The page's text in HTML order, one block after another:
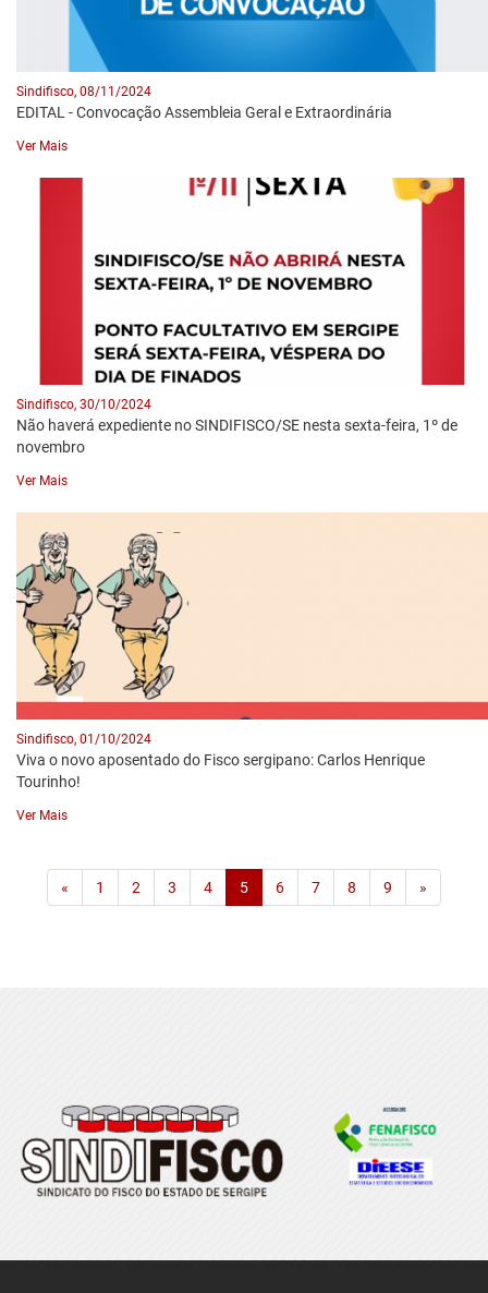
Sindifisco, 08/11/2024
EDITAL - Convocação Assembleia Geral e Extraordinária
Ver Mais
Sindifisco, 30/10/2024
Não haverá expediente no SINDIFISCO/SE nesta sexta-feira, 1º de
novembro
Ver Mais
Sindifisco, 01/10/2024
Viva o novo aposentado do Fisco sergipano: Carlos Henrique
Tourinho!
Ver Mais
« 1 2 3 4 5 6 7 8 9 »